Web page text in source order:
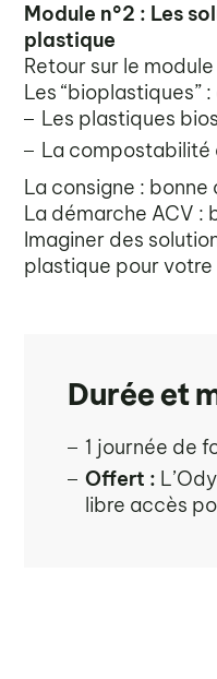
Module n°2 : Les
plastique
Retour sur le
Les “bioplastiques”
Les plastiques
La compostabilité
La consigne : bonne
La démarche ACV :
Imaginer des
plastique pour
Durée et
1 journée de
Offert :
libre accès